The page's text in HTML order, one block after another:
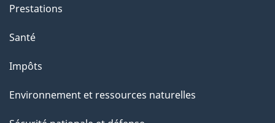
s
m
Prestations
Santé
Impôts
Environnement et ressources naturelles